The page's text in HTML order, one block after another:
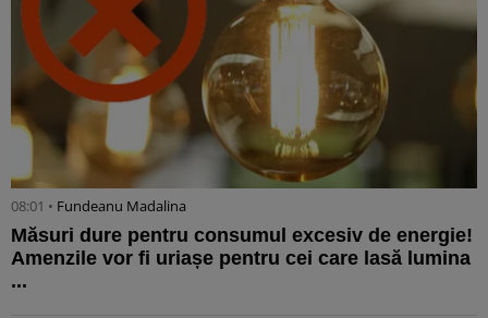
08:01 • Fundeanu Madalina
Măsuri dure pentru consumul excesiv de energie!
Amenzile vor fi uriașe pentru cei care lasă lumina
...